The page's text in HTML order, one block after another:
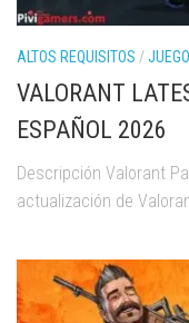
ALTOS REQUISITOS /
VALORANT
ESPAÑOL 2026
Descripción Valorant
actualización de